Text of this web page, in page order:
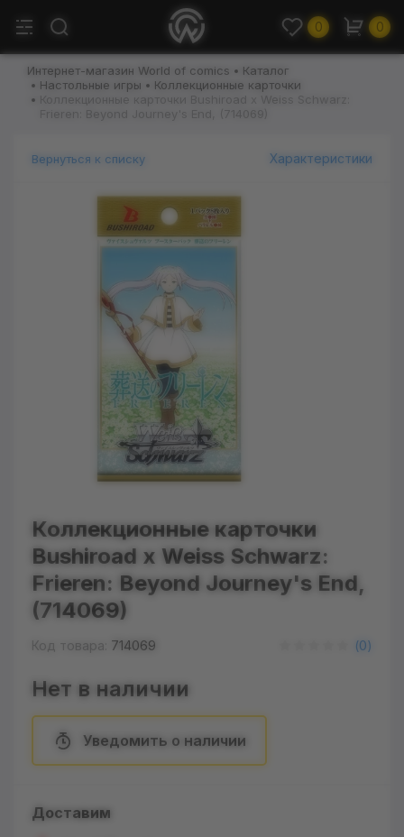
0 0
Интернет-магазин World of comics
Каталог
Настольные игры
Коллекционные карточки
Коллекционные карточки Bushiroad x Weiss Schwarz:
Frieren: Beyond Journey's End, (714069)
Вернуться к списку Характеристики
Коллекционные карточки
Bushiroad x Weiss Schwarz:
Frieren: Beyond Journey's End,
(714069)
Код товара: 714069 (0)
Нет в наличии
Уведомить о наличии
Доставим